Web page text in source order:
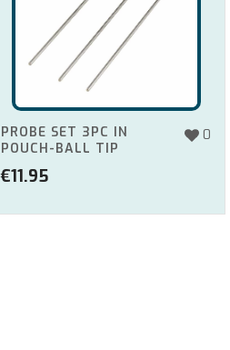
0
PROBE SET 3PC IN
POUCH-BALL TIP
€11.95